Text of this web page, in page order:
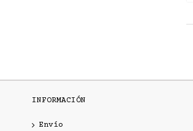
INFORMACIÓN
Envío